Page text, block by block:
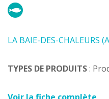
LA BAIE-DES-CHALEURS
TYPES DE PRODUITS: